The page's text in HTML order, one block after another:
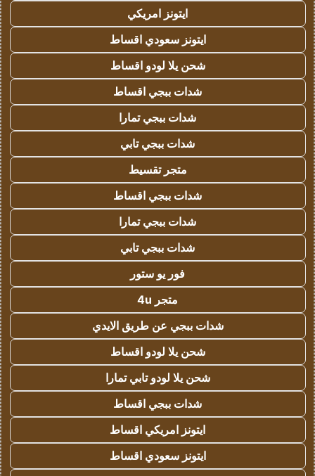
ايتونز امريكي
ايتونز سعودي اقساط
شحن يلا لودو اقساط
شدات ببجي اقساط
شدات ببجي تمارا
شدات ببجي تابي
متجر تقسيط
شدات ببجي اقساط
شدات ببجي تمارا
شدات ببجي تابي
فور يو ستور
متجر 4u
شدات ببجي عن طريق الايدي
شحن يلا لودو اقساط
شحن يلا لودو تابي تمارا
شدات ببجي اقساط
ايتونز امريكي اقساط
ايتونز سعودي اقساط